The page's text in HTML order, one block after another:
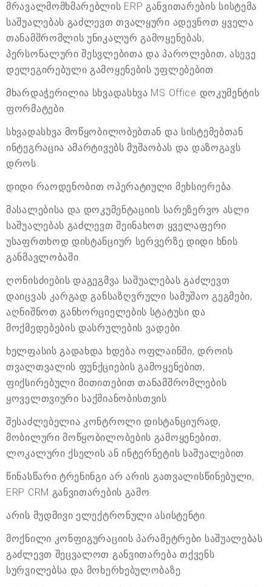
მრავალმომხმარებლის ERP განვითარების სისტემა
საშუალებას გაძლევთ თვალყური ადევნოთ ყველა
თანამშრომლის უნიკალურ გამოყენებას,
პერსონალური შესვლებითა და პაროლებით, ასევე
დელეგირებული გამოყენების უფლებებით.
მხარდაჭერილია სხვადასხვა MS Office დოკუმენტის
ფორმატები.
სხვადასხვა მოწყობილობებთან და სისტემებთან
ინტეგრაცია ამარტივებს მუშაობას და დაზოგავს
დროს.
დიდი რაოდენობით ოპერატიული მეხსიერება.
მასალებისა და დოკუმენტაციის სარეზერვო ასლი
საშუალებას გაძლევთ შეინახოთ ყველაფერი
უსაფრთხოდ დისტანციურ სერვერზე დიდი ხნის
განმავლობაში.
ღონისძიების დაგეგმვა საშუალებას გაძლევთ
დაიცვას კარგად განსაზღვრული სამუშაო გეგმები,
აღნიშნოთ განხორციელების სტატუსი და
მოქმედებების დასრულების ვადები.
ხელფასის გადახდა ხდება ოფლაინში, დროის
თვალთვალის ფუნქციების გამოყენებით,
ფიქსირებული მითითებით თანამშრომლების
ყოველთვიური საქმიანობისთვის.
შესაძლებელია კონტროლი დისტანციურად,
მობილური მოწყობილობების გამოყენებით,
ლოკალური ქსელის ან ინტერნეტის საშუალებით.
წინასწარი ტრენინგი არ არის გათვალისწინებული,
ERP CRM განვითარების გამო.
არის მუდმივი ელექტრონული ასისტენტი.
მოქნილი კონფიგურაციის პარამეტრები საშუალებას
გაძლევთ შეცვალოთ განვითარება თქვენს
სურვილებსა და მოხერხებულობაზე.